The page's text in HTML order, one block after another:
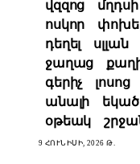
վզզոց մղդսի
ոսկոր
դեղել
սլլան
ջաղաց
գերիչ
լոսոց
անալի
օթեակ
9 ՀՈՒՆԻՍԻ, 2026 Թ.